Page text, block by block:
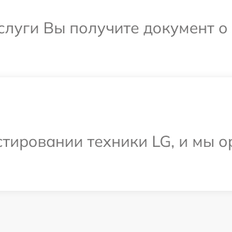
Вы получите документ
техники LG, и мы